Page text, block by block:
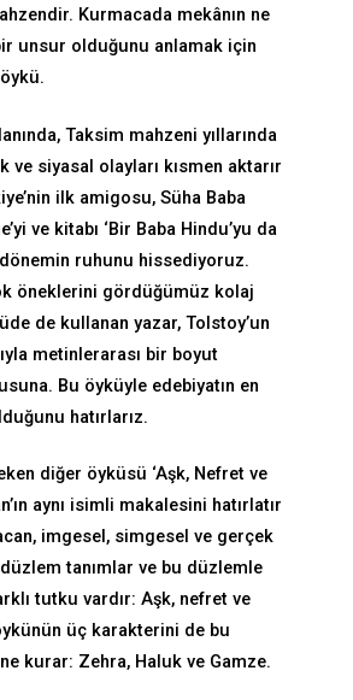
Kurmacada mekânın ne
unsur olduğunu anlamak için
Taksim mahzeni yıllarında
ve siyasal olayları kısmen aktarır
ilk amigosu, Süha Baba
ve kitabı ‘Bir Baba Hindu’yu da
ruhunu hissediyoruz.
öneklerini gördüğümüz kolaj
de kullanan yazar, Tolstoy’un
metinlerarası bir boyut
Bu öyküyle edebiyatın en
hatırlarız.
diğer öyküsü ‘Aşk, Nefret ve
aynı isimli makalesini hatırlatır
imgesel, simgesel ve gerçek
tanımlar ve bu düzlemle
tutku vardır: Aşk, nefret ve
üç karakterini de bu
kurar: Zehra, Haluk ve Gamze.